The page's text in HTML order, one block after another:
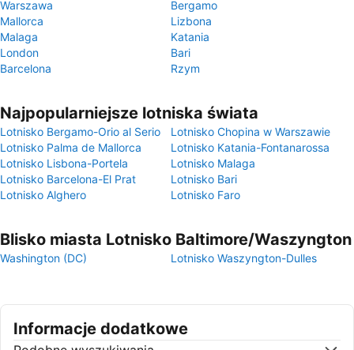
Warszawa
Bergamo
Mallorca
Lizbona
Malaga
Katania
London
Bari
Barcelona
Rzym
Najpopularniejsze lotniska świata
Lotnisko Bergamo-Orio al Serio
Lotnisko Chopina w Warszawie
Lotnisko Palma de Mallorca
Lotnisko Katania-Fontanarossa
Lotnisko Lisbona-Portela
Lotnisko Malaga
Lotnisko Barcelona-El Prat
Lotnisko Bari
Lotnisko Alghero
Lotnisko Faro
Blisko miasta Lotnisko Baltimore/Waszyngton
Washington (DC) Lotnisko Waszyngton-Dulles
Informacje dodatkowe